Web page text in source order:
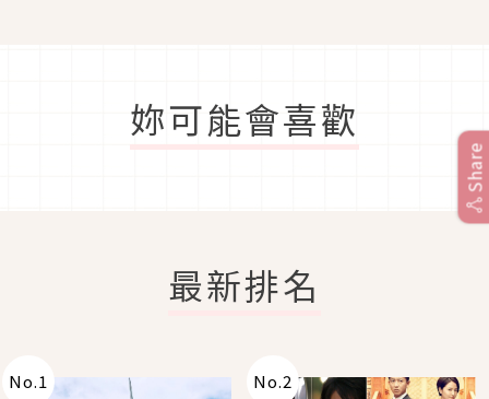
妳可能會喜歡
最新排名
No.1 No.2
Share